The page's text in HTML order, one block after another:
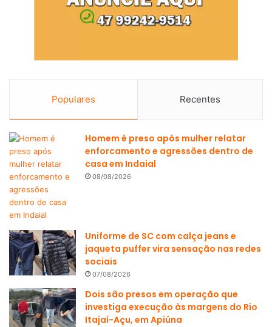
Populares Recentes
Homem é preso após mulher relatar
enforcamento e agressões dentro de
casa em Indaial
08/08/2026
Uniforme de SC com calça jeans e
jaqueta puffer vira sensação nas redes
sociais
07/08/2026
Dois são presos em operação que
investiga execução às margens do Rio
Itajaí-Açu, em Apiúna